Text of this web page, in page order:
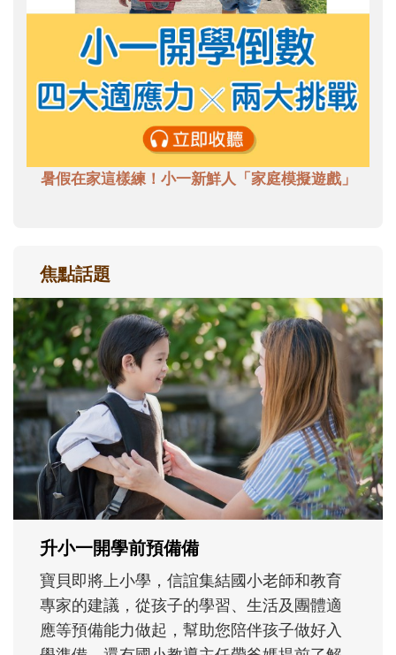
暑假在家這樣練！小一新鮮人「家庭模擬遊戲」
焦點話題
和孩子一起長大的那個男人│讀懂父親的
不同模樣
沒有人天生就擅長當爸爸！男人總是在一次
次「前所未有」的體驗中，跟著孩子一起長
大。從給予安全感的肢體遊戲，到獨立自
主、角色認同及解決問題的能力養成。爸爸
正嘗試用不同的模樣，參與孩子每個重要的